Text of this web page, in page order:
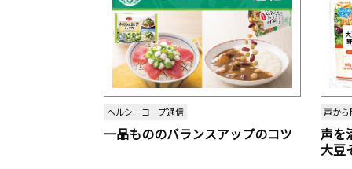
ヘルシーコープ通信
一品もののバランスアップのコツ
声か
声を
大豆